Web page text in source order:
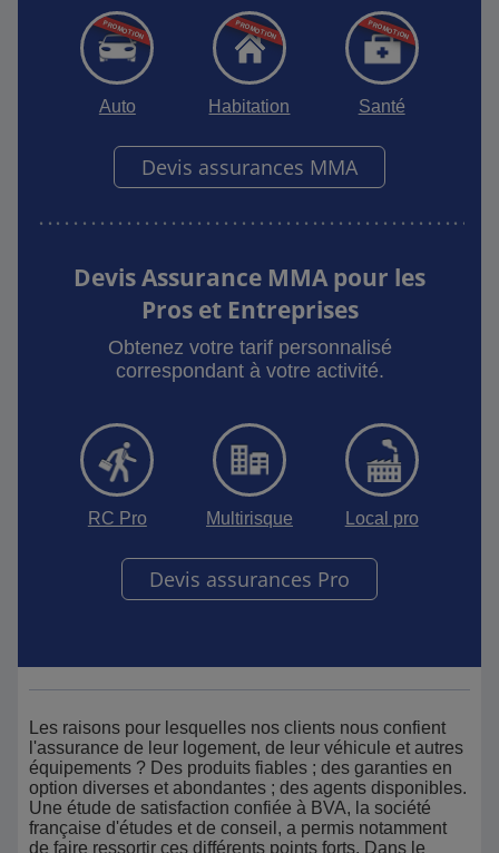
Auto Habitation Santé
Devis assurances MMA
Devis Assurance MMA pour les
Pros et Entreprises
Obtenez votre tarif personnalisé
correspondant à votre activité.
RC Pro Multirisque Local pro
Devis assurances Pro
Les raisons pour lesquelles nos clients nous confient
l'assurance de leur logement, de leur véhicule et autres
équipements ? Des produits fiables ; des garanties en
option diverses et abondantes ; des agents disponibles.
Une étude de satisfaction confiée à BVA, la société
française d'études et de conseil, a permis notamment
de faire ressortir ces différents points forts. Dans le